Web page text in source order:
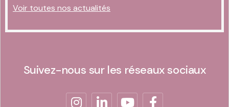
Voir toutes nos actualités
Suivez-nous sur les réseaux sociaux